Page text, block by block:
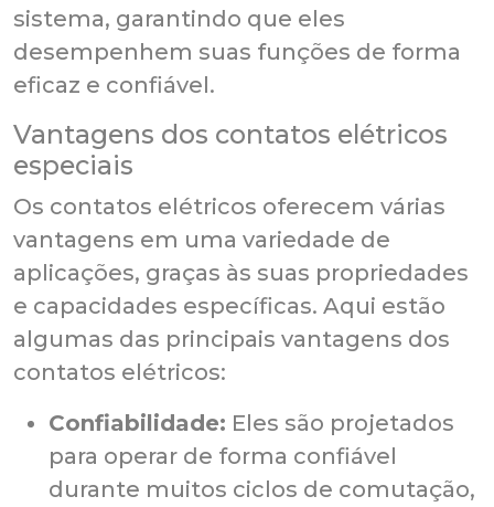
sistema, garantindo que eles
desempenhem suas funções de forma
eficaz e confiável.
Vantagens dos contatos elétricos
especiais
Os contatos elétricos oferecem várias
vantagens em uma variedade de
aplicações, graças às suas propriedades
e capacidades específicas. Aqui estão
algumas das principais vantagens dos
contatos elétricos:
Confiabilidade: Eles são projetados
para operar de forma confiável
durante muitos ciclos de comutação,